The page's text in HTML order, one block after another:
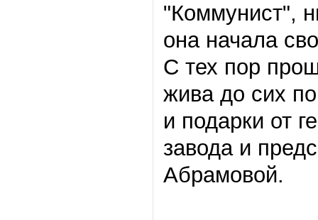
"Коммунист",
она начала
С тех пор
жива до сих
и подарки от
завода и
Абрамовой.